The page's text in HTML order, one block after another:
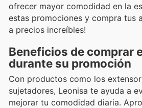
ofrecer mayor comodidad en la
estas promociones y compra tus
a precios increíbles!
Beneficios de comprar
durante su promoción
Con productos como los
sujetadores, Leonisa te ayuda a
mejorar tu comodidad diaria.